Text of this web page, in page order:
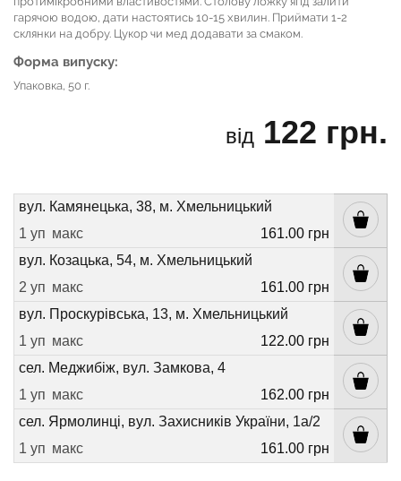
гарячою водою, дати настоятись 10-15 хвилин. Приймати 1-2
склянки на добру. Цукор чи мед додавати за смаком.
Форма випуску:
Упаковка, 50 г.
від 122 грн.
вул. Камянецька, 38, м. Хмельницький
1 уп макс
161.00 грн
вул. Козацька, 54, м. Хмельницький
2 уп макс
161.00 грн
вул. Проскурівська, 13, м. Хмельницький
1 уп макс
122.00 грн
сел. Меджибіж, вул. Замкова, 4
1 уп макс
162.00 грн
сел. Ярмолинці, вул. Захисників України, 1а/2
1 уп макс 161.00 грн